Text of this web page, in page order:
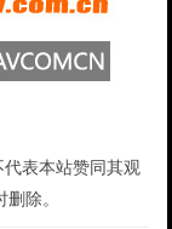
表本站赞同其观
除。